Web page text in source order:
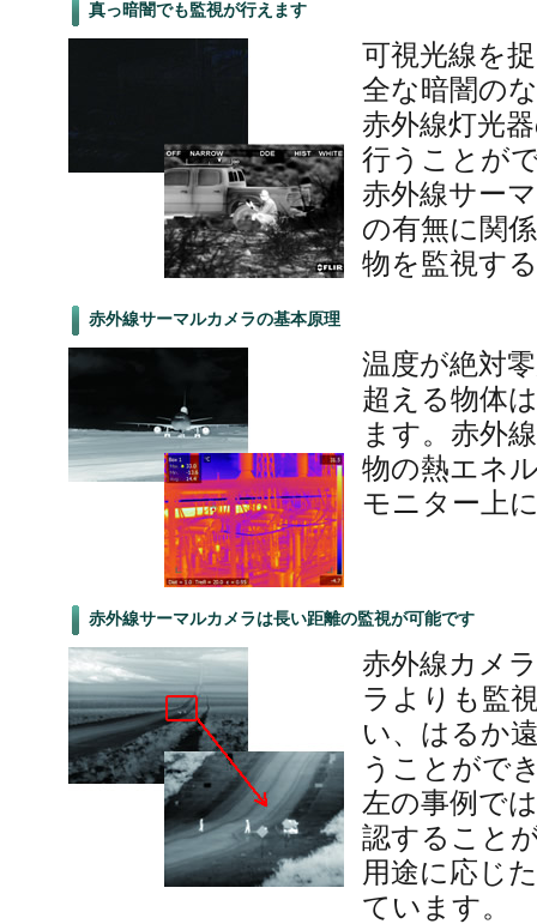
真っ暗闇でも監視が行えます
可視光線を
全な暗闇の
赤外線灯光
行うことが
赤外線サー
の有無に関
物を監視す
赤外線サーマルカメラの基本原理
温度が絶対
超える物体
ます。赤外
物の熱エネ
モニター上
赤外線サーマルカメラは長い距離の監視が可能です
赤外線カメ
ラよりも監
い、はるか
うことがで
左の事例で
認すること
用途に応じ
ています。